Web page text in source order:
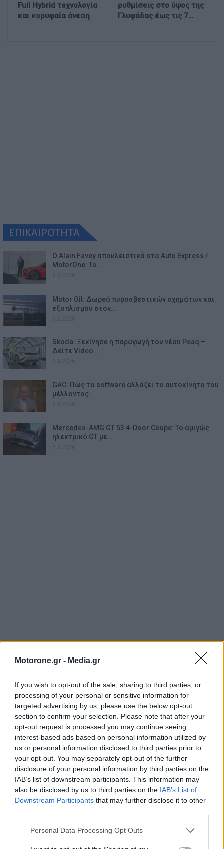
Motorone.gr - Media.gr
If you wish to opt-out of the sale, sharing to third parties, or
processing of your personal or sensitive information for
targeted advertising by us, please use the below opt-out
section to confirm your selection. Please note that after your
opt-out request is processed you may continue seeing
interest-based ads based on personal information utilized by
us or personal information disclosed to third parties prior to
your opt-out. You may separately opt-out of the further
disclosure of your personal information by third parties on the
IAB’s list of downstream participants. This information may
also be disclosed by us to third parties on the IAB’s List of
Downstream Participants that may further disclose it to other
Personal Data Processing Opt Outs
Full Hybrid τεχνολογία
και κορυφαία άνεση
ρυθμίσεις στο ύψος της
Γλυφάδας έως τις 7…
ΕΠΙΚΑΙΡΟΤΗΤΑ
Ο Alain Favey αποκλειστικά στα Auto Express /
MotorOne: Το…
Motor Oil: Δωρεά πυροσβεστικών οχημάτων και
εξοπλισμού στον…
Skoda: Ξεκίνησε η παραγωγή του νέου Peaq –
Δείτε Video…
GAC: Πώς το software αλλάζει το αυτοκίνητο του
μέλλοντος…
Mercedes-AMG GT 53 4-Door Coupe: Το αμιγώς
ηλεκτρικό GT με…
WEBTV
Skoda: Ξεκίνησε η παραγωγή του
γραμμή παραγωγής